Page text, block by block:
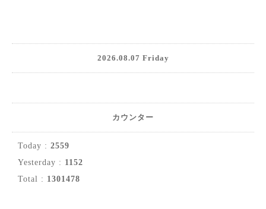
2026.08.07 Friday
カウンター
Today : 2559
Yesterday : 1152
Total : 1301478